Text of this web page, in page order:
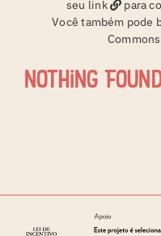
seu link
para
Você também pode
Nothing